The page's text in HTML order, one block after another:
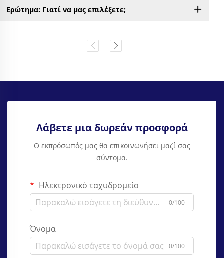
Ερώτημα: Γιατί να μας επιλέξετε;
Λάβετε μια δωρεάν προσφορά
Ο εκπρόσωπός μας θα επικοινωνήσει μαζί σας
σύντομα.
Ηλεκτρονικό ταχυδρομείο
0/100
Όνομα
0/100